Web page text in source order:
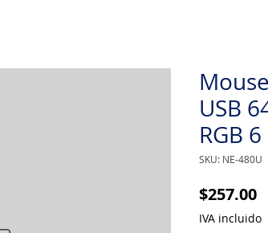
USB
RGB
SKU: NE-480U
$257.00
IVA incluido